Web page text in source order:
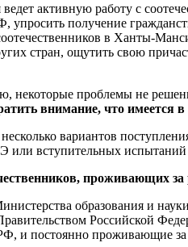
активную работу с
упросить получение
в Ханты-
стран, ощутить свою
некоторые проблемы не
внимание, что имеется в
несколько вариантов
или вступительных
проживающих
образования и
Российской
и постоянно проживающие за